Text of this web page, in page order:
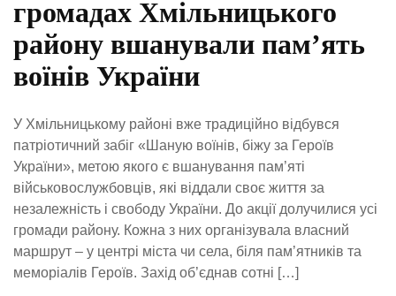
громадах Хмільницького
району вшанували пам’ять
воїнів України
У Хмільницькому районі вже традиційно відбувся
патріотичний забіг «Шаную воїнів, біжу за Героїв
України», метою якого є вшанування пам’яті
військовослужбовців, які віддали своє життя за
незалежність і свободу України. До акції долучилися усі
громади району. Кожна з них організувала власний
маршрут – у центрі міста чи села, біля пам’ятників та
меморіалів Героїв. Захід об’єднав сотні […]